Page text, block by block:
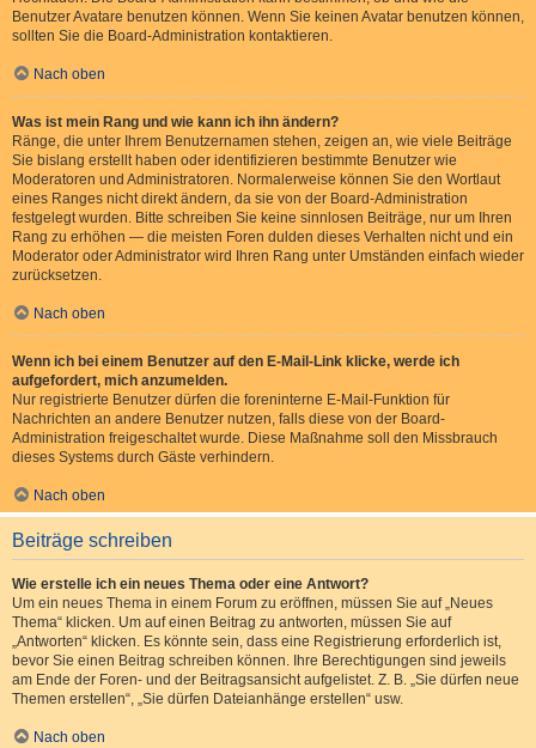
Benutzer Avatare benutzen können. Wenn Sie keinen Avatar benutzen können,
sollten Sie die Board-Administration kontaktieren.
Nach oben
Was ist mein Rang und wie kann ich ihn ändern?
Ränge, die unter Ihrem Benutzernamen stehen, zeigen an, wie viele Beiträge
Sie bislang erstellt haben oder identifizieren bestimmte Benutzer wie
Moderatoren und Administratoren. Normalerweise können Sie den Wortlaut
eines Ranges nicht direkt ändern, da sie von der Board-Administration
festgelegt wurden. Bitte schreiben Sie keine sinnlosen Beiträge, nur um Ihren
Rang zu erhöhen — die meisten Foren dulden dieses Verhalten nicht und ein
Moderator oder Administrator wird Ihren Rang unter Umständen einfach wieder
zurücksetzen.
Nach oben
Wenn ich bei einem Benutzer auf den E-Mail-Link klicke, werde ich
aufgefordert, mich anzumelden.
Nur registrierte Benutzer dürfen die foreninterne E-Mail-Funktion für
Nachrichten an andere Benutzer nutzen, falls diese von der Board-
Administration freigeschaltet wurde. Diese Maßnahme soll den Missbrauch
dieses Systems durch Gäste verhindern.
Nach oben
Beiträge schreiben
Wie erstelle ich ein neues Thema oder eine Antwort?
Um ein neues Thema in einem Forum zu eröffnen, müssen Sie auf „Neues
Thema“ klicken. Um auf einen Beitrag zu antworten, müssen Sie auf
„Antworten“ klicken. Es könnte sein, dass eine Registrierung erforderlich ist,
bevor Sie einen Beitrag schreiben können. Ihre Berechtigungen sind jeweils
am Ende der Foren- und der Beitragsansicht aufgelistet. Z. B. „Sie dürfen neue
Themen erstellen“, „Sie dürfen Dateianhänge erstellen“ usw.
Nach oben